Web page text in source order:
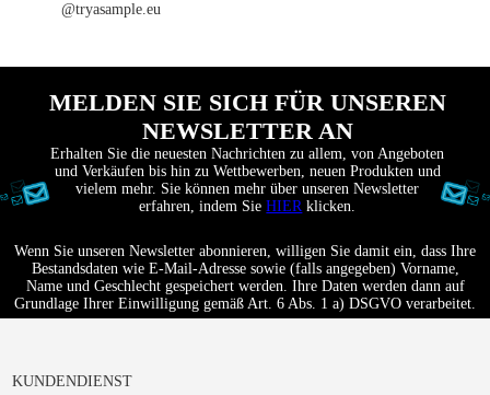
@tryasample.eu
MELDEN SIE SICH FÜR UNSEREN
NEWSLETTER AN
Erhalten Sie die neuesten Nachrichten zu allem, von Angeboten
und Verkäufen bis hin zu Wettbewerben, neuen Produkten und
vielem mehr. Sie können mehr über unseren Newsletter
erfahren, indem SieHIERklicken.
Wenn Sie unseren Newsletter abonnieren, willigen Sie damit ein, dass Ihre
Bestandsdaten wie E-Mail-Adresse sowie (falls angegeben) Vorname,
Name und Geschlecht gespeichert werden. Ihre Daten werden dann auf
Grundlage Ihrer Einwilligung gemäß Art. 6 Abs. 1 a) DSGVO verarbeitet.
KUNDENDIENST